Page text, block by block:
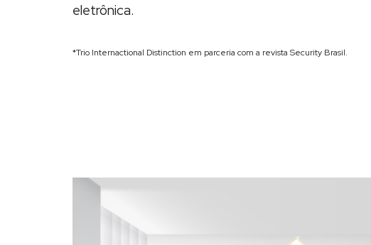
eletrônica.
*Trio Internactional Distinction em parceria com a revista Security Brasil.